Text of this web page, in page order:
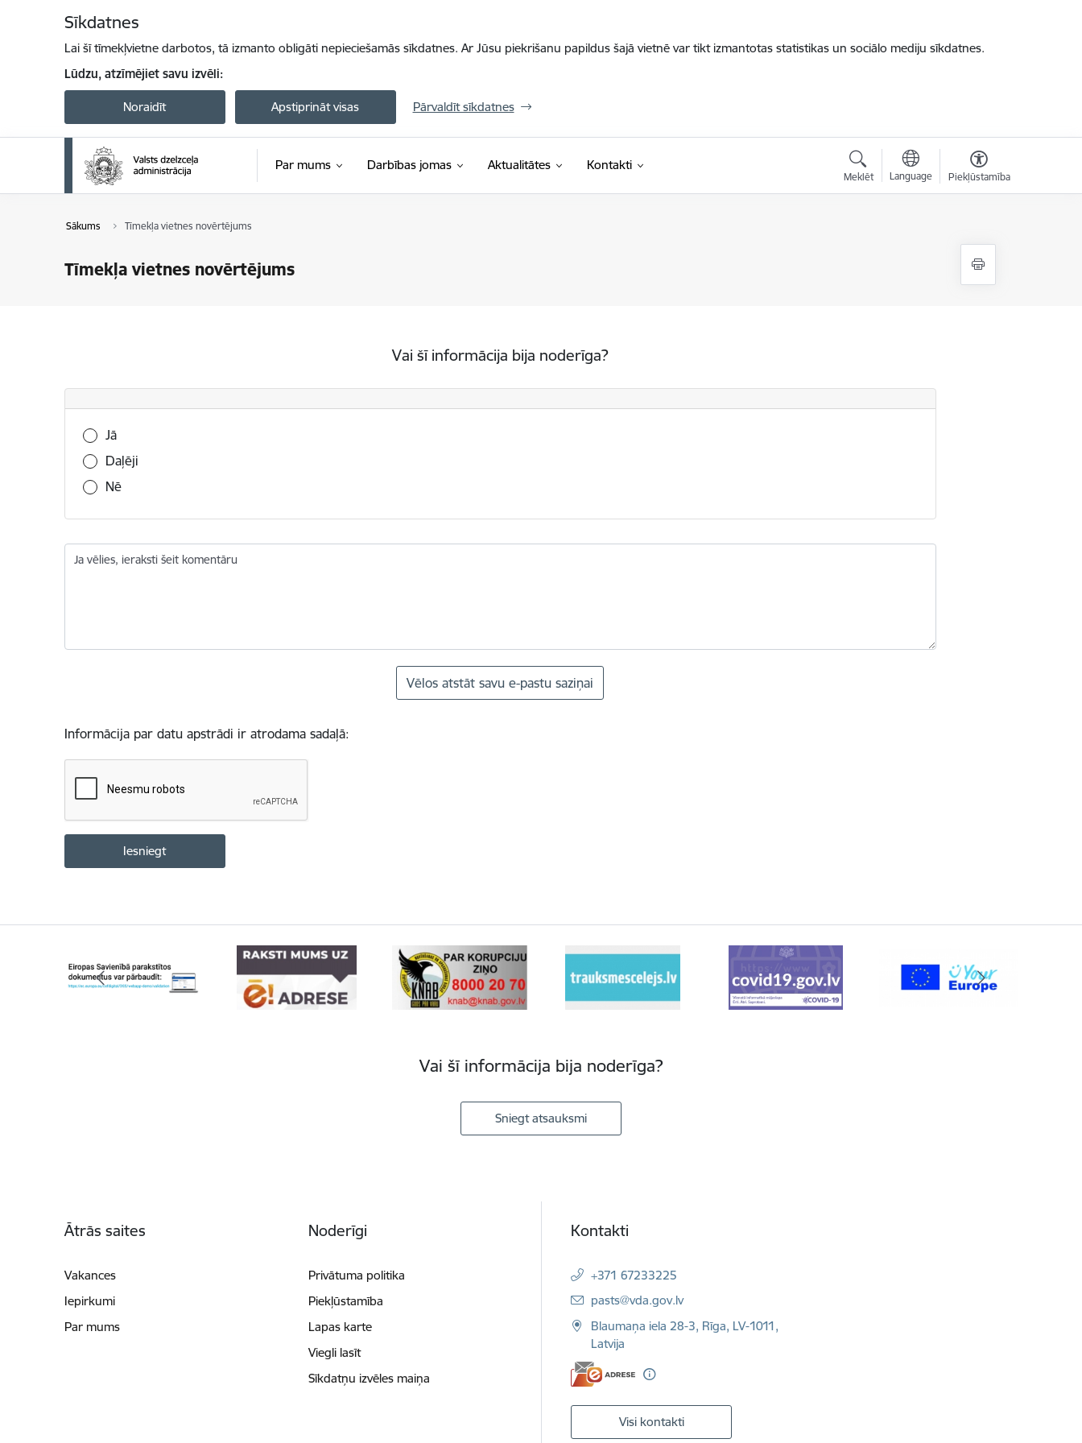
Sīkdatnes
Lai šī tīmekļvietne darbotos, tā izmanto obligāti nepieciešamās sīkdatnes. Ar Jūsu piekrišanu papildus šajā vietnē var tikt izmantotas statistikas un sociālo mediju sīkdatnes.
Lūdzu, atzīmējiet savu izvēli:
Noraidīt Apstiprināt visas Pārvaldīt sīkdatnes
Par mums Darbības jomas Aktualitātes Kontakti
Meklēt Language Piekļūstamība
Sākums Tīmekļa vietnes novērtējums
Tīmekļa vietnes novērtējums
Vai šī informācija bija noderīga?
Vai šī informācija bija noderīga?
Jā
Daļēji
Nē
Ja vēlies, ieraksti šeit komentāru
Vēlos atstāt savu e-pastu saziņai
Informācija par datu apstrādi ir atrodama sadaļā:
Vai šī informācija bija noderīga?
Sniegt atsauksmi
Ātrās saites
Vakances
Iepirkumi
Par mums
Noderīgi
Privātuma politika
Piekļūstamība
Lapas karte
Viegli lasīt
Sīkdatņu izvēles maiņa
Kontakti
+371 67233225
E-pasts:
pasts@vda.gov.lv
Blaumaņa iela 28-3, Rīga, LV-1011,
Latvija
Visi kontakti